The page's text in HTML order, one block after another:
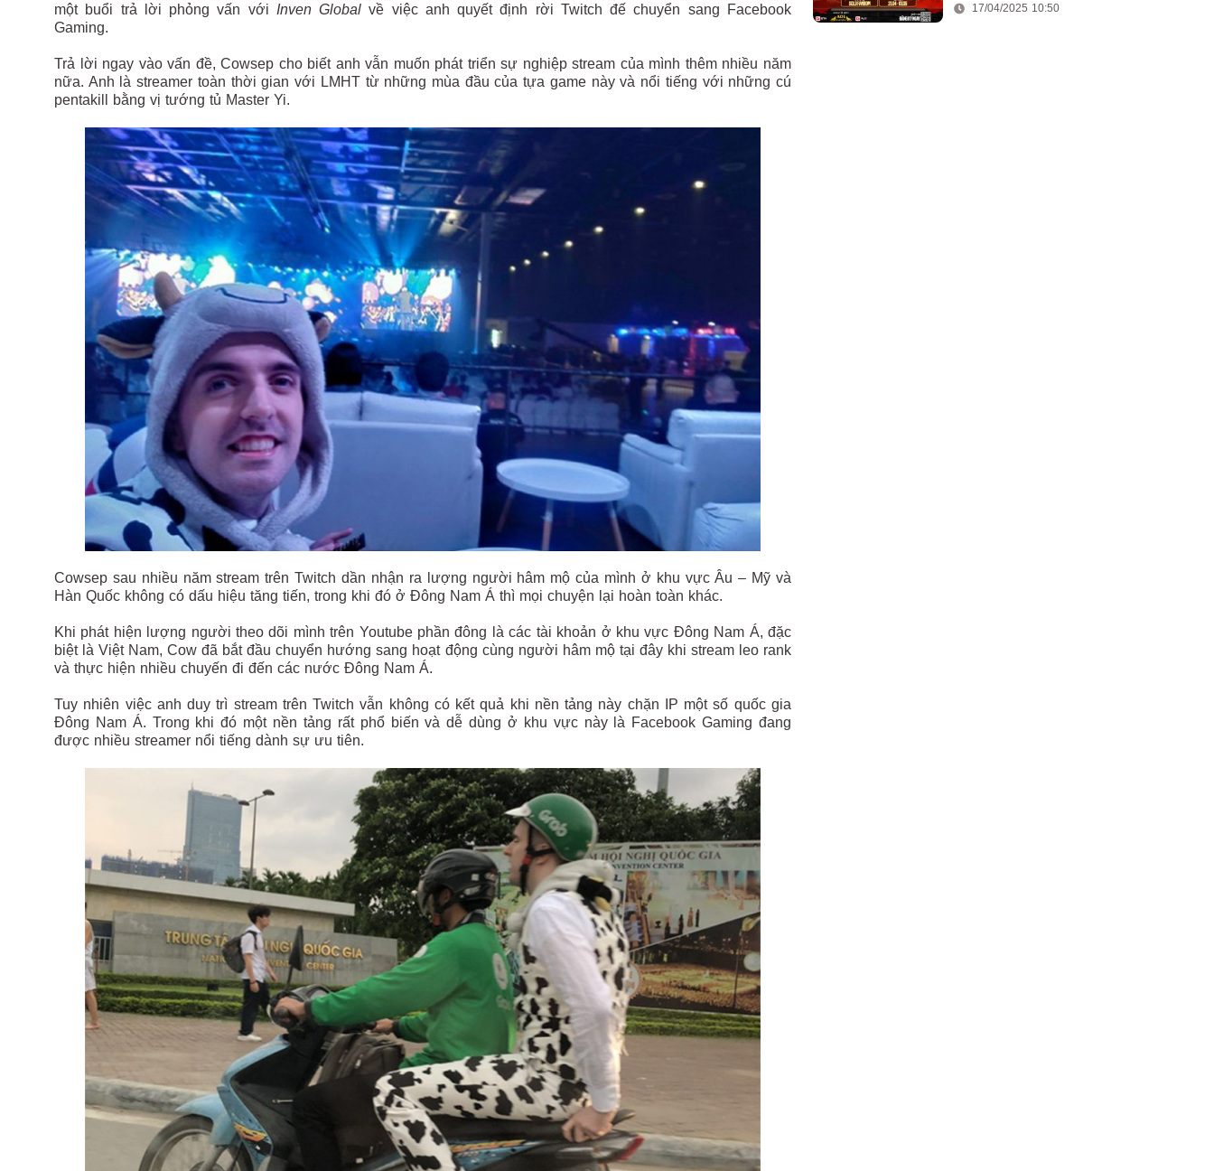
một buổi trả lời phỏng vấn với Inven Globalvề việc anh quyết định rời Twitch đế chuyển sang Facebook
Gaming.
Trả lời ngay vào vấn đề, Cowsep cho biết anh vẫn muốn phát triển sự nghiệp stream của mình thêm nhiều năm
nữa. Anh là streamer toàn thời gian với LMHT từ những mùa đầu của tựa game này và nổi tiếng với những cú
pentakill bằng vị tướng tủ Master Yi.
Cowsep sau nhiều năm stream trên Twitch dần nhận ra lượng người hâm mộ của mình ở khu vực Âu – Mỹ và
Hàn Quốc không có dấu hiệu tăng tiến, trong khi đó ở Đông Nam Á thì mọi chuyện lại hoàn toàn khác.
Khi phát hiện lượng người theo dõi mình trên Youtube phần đông là các tài khoản ở khu vực Đông Nam Á, đặc
biệt là Việt Nam, Cow đã bắt đầu chuyển hướng sang hoạt động cùng người hâm mộ tại đây khi stream leo rank
và thực hiện nhiều chuyến đi đến các nước Đông Nam Á.
Tuy nhiên việc anh duy trì stream trên Twitch vẫn không có kết quả khi nền tảng này chặn IP một số quốc gia
Đông Nam Á. Trong khi đó một nền tảng rất phổ biến và dễ dùng ở khu vực này là Facebook Gaming đang
được nhiều streamer nổi tiếng dành sự ưu tiên.
17/04/2025 10:50